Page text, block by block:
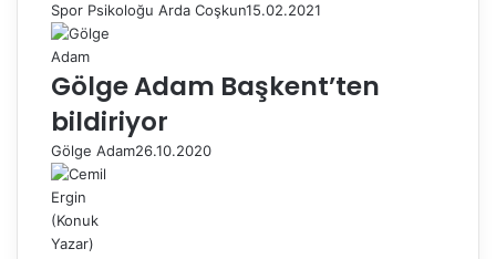
Spor Psikoloğu Arda Coşkun15.02.2021
Gölge Adam Başkent’ten
bildiriyor
Gölge Adam26.10.2020